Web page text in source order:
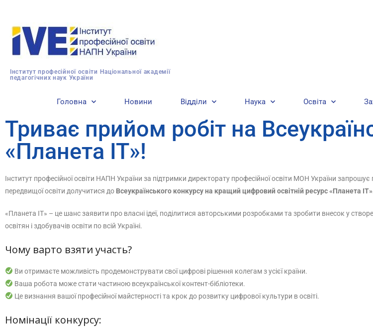
Інститут професійної освіти Національної академії
педагогічних наук України
Головна Новини Відділи Наука Освіта
Триває прийом робіт на
«Планета ІТ»!
Інститут професійної освіти НАПН України за підтримки директорату професійної освіти МОН України запрошує
передвищої освіти долучитися до Всеукраїнського конкурсу на кращий цифровий освітній ресурс «Планета ІТ»
«Планета ІТ» – це шанс заявити про власні ідеї, поділитися авторськими розробками та зробити внесок у
освітян і здобувачів освіти по всій Україні.
Чому варто взяти участь?
Ви отримаєте можливість продемонструвати свої цифрові рішення колегам з усієї країни.
Ваша робота може стати частиною всеукраїнської контент-бібліотеки.
Це визнання вашої професійної майстерності та крок до розвитку цифрової культури в освіті.
Номінації конкурсу: